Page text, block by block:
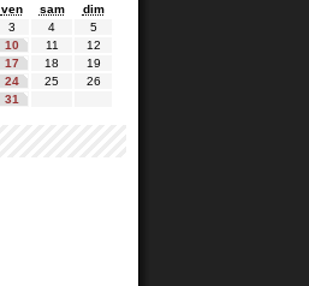
ven sam
dim
3 4
5
10 11
12
17 18
19
24 25
26
31